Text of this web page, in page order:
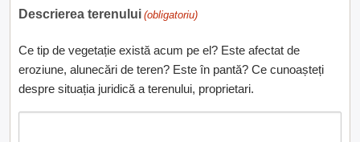
Descrierea terenului (obligatoriu)
Ce tip de vegetație există acum pe el? Este afectat de
eroziune, alunecări de teren? Este în pantă? Ce cunoașteți
despre situația juridică a terenului, proprietari.